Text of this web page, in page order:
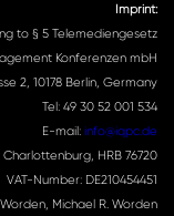
Imprint:
to § 5 Telemediengesetz
Konferenzen mbH
2, 10178 Berlin, Germany
Tel: 49 30 52 001 534
E-mail: info@iqpc.de
HRB 76720
VAT-Number: DE210454451
Michael R. Worden